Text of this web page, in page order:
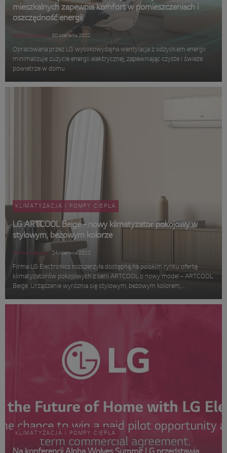
mieszkalnych zapewnia komfort w pomieszczeniach i
oszczędność energii
Monika Siejewicz 30 czerwca 2022
Opracowana przez LG wysokowydajna wentylacja z odzyskiem energii
minimalizuje zużycie energii elektrycznej, zapewniając czyste i świeże
powietrze w domu
KLIMATYZACJA I POMPY CIEPŁA
LG ARTCOOL Beige – nowy klimatyzator pokojowy w
stylowym, beżowym kolorze
Monika Siejewicz 24 czerwca 2022
Firma LG Electronics rozszerzyła dostępną na polskim rynku ofertę
klimatyzatorów pokojowych z serii ARTCOOL o nowy model – ARTCOOL
Beige. Urządzenie wyróżnia się stylowym, beżowym kolorem,
wysoką wydajno...
KLIMATYZACJA I POMPY CIEPŁA